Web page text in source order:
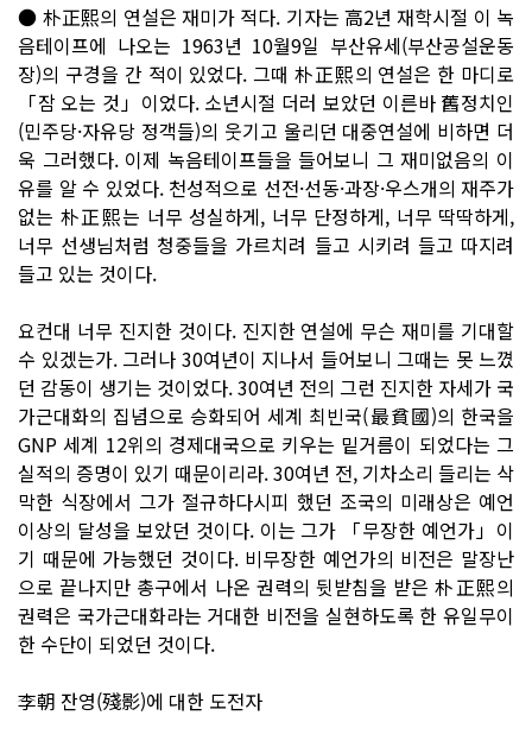
● 朴正熙의 연설은 재미가 적다. 기자는 高2년 재학시절 이 녹
음테이프에 나오는 1963년 10월9일 부산유세(부산공설운동
장)의 구경을 간 적이 있었다. 그때 朴正熙의 연설은 한 마디로
「잠 오는 것」이었다. 소년시절 더러 보았던 이른바 舊정치인
(민주당·자유당 정객들)의 웃기고 울리던 대중연설에 비하면 더
욱 그러했다. 이제 녹음테이프들을 들어보니 그 재미없음의 이
유를 알 수 있었다. 천성적으로 선전·선동·과장·우스개의 재주가
없는 朴正熙는 너무 성실하게, 너무 단정하게, 너무 딱딱하게,
너무 선생님처럼 청중들을 가르치려 들고 시키려 들고 따지려
들고 있는 것이다.
요컨대 너무 진지한 것이다. 진지한 연설에 무슨 재미를 기대할
수 있겠는가. 그러나 30여년이 지나서 들어보니 그때는 못 느꼈
던 감동이 생기는 것이었다. 30여년 전의 그런 진지한 자세가 국
가근대화의 집념으로 승화되어 세계 최빈국(最貧國)의 한국을
GNP 세계 12위의 경제대국으로 키우는 밑거름이 되었다는 그
실적의 증명이 있기 때문이리라. 30여년 전, 기차소리 들리는 삭
막한 식장에서 그가 절규하다시피 했던 조국의 미래상은 예언
이상의 달성을 보았던 것이다. 이는 그가 「무장한 예언가」이
기 때문에 가능했던 것이다. 비무장한 예언가의 비전은 말장난
으로 끝나지만 총구에서 나온 권력의 뒷받침을 받은 朴正熙의
권력은 국가근대화라는 거대한 비전을 실현하도록 한 유일무이
한 수단이 되었던 것이다.
李朝 잔영(殘影)에 대한 도전자